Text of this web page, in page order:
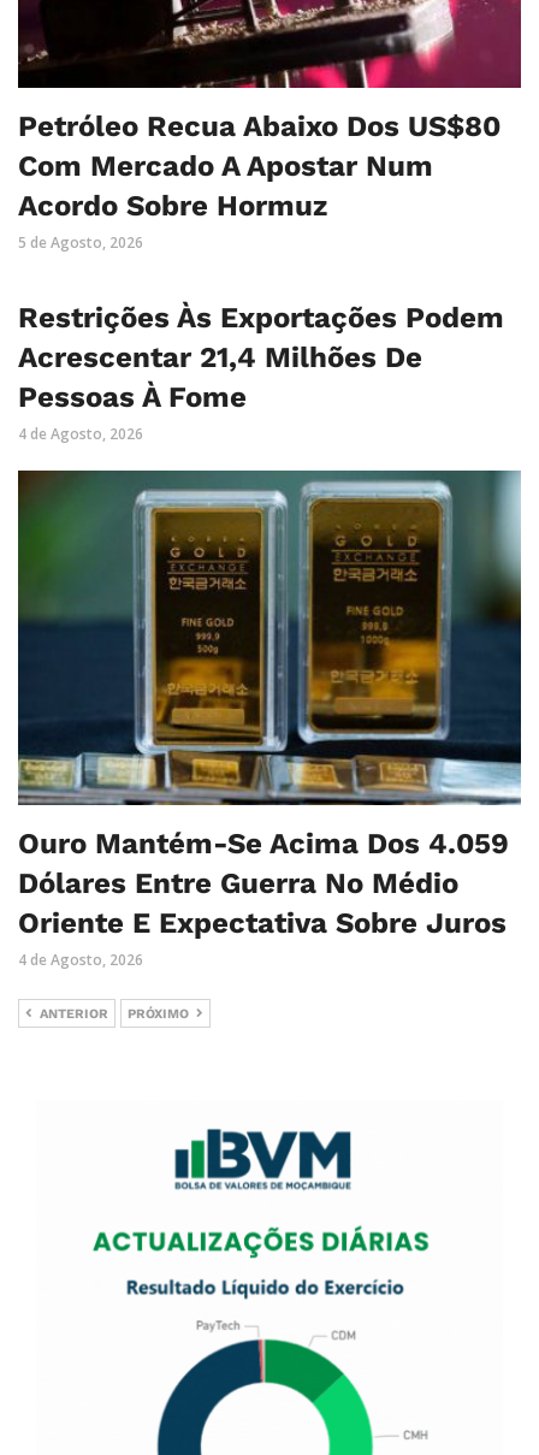
Petróleo Recua Abaixo Dos US$80
Com Mercado A Apostar Num
Acordo Sobre Hormuz
5 de Agosto, 2026
Restrições Às Exportações Podem
Acrescentar 21,4 Milhões De
Pessoas À Fome
4 de Agosto, 2026
Ouro Mantém-Se Acima Dos 4.059
Dólares Entre Guerra No Médio
Oriente E Expectativa Sobre Juros
4 de Agosto, 2026
ANTERIOR PRÓXIMO